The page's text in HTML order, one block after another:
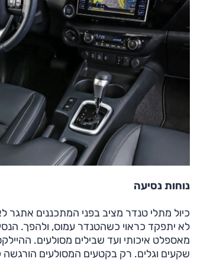
נוחות נסיעה
כיול מתלי טנדר מציב בפני המתכננים
לא יתפקד כראוי כשהטנדר עמוס, ולהפך.
מאספלט איכותי ועד שבילים מסולעים.
שקעים וגלים. רק בקטעים המסולעים הורגשה